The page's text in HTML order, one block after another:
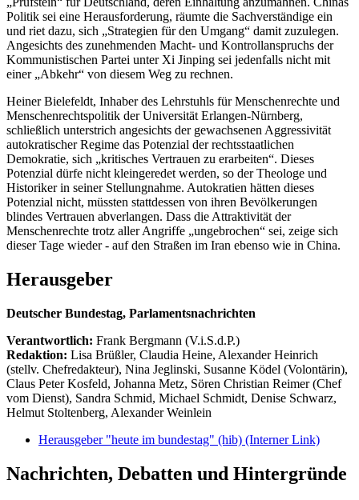
Politik sei eine Herausforderung, räumte die Sachverständige ein
und riet dazu, sich „Strategien für den Umgang“ damit zuzulegen.
Angesichts des zunehmenden Macht- und Kontrollanspruchs der
Kommunistischen Partei unter Xi Jinping sei jedenfalls nicht mit
einer „Abkehr“ von diesem Weg zu rechnen.
Heiner Bielefeldt, Inhaber des Lehrstuhls für Menschenrechte und
Menschenrechtspolitik der Universität Erlangen-Nürnberg,
schließlich unterstrich angesichts der gewachsenen Aggressivität
autokratischer Regime das Potenzial der rechtsstaatlichen
Demokratie, sich „kritisches Vertrauen zu erarbeiten“. Dieses
Potenzial dürfe nicht kleingeredet werden, so der Theologe und
Historiker in seiner Stellungnahme. Autokratien hätten dieses
Potenzial nicht, müssten stattdessen von ihren Bevölkerungen
blindes Vertrauen abverlangen. Dass die Attraktivität der
Menschenrechte trotz aller Angriffe „ungebrochen“ sei, zeige sich
dieser Tage wieder - auf den Straßen im Iran ebenso wie in China.
Herausgeber
Deutscher Bundestag, Parlamentsnachrichten
Verantwortlich: Frank Bergmann (V.i.S.d.P.)
Redaktion: Lisa Brüßler, Claudia Heine, Alexander Heinrich
(stellv. Chefredakteur), Nina Jeglinski, Susanne Ködel (Volontärin),
Claus Peter Kosfeld, Johanna Metz, Sören Christian Reimer (Chef
vom Dienst), Sandra Schmid, Michael Schmidt, Denise Schwarz,
Helmut Stoltenberg, Alexander Weinlein
Herausgeber "heute im bundestag" (hib) (Interner Link)
Nachrichten, Debatten und Hintergründe